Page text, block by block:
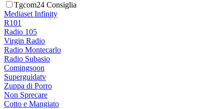
Tgcom24 Consiglia
Mediaset Infinity
R101
Radio 105
Virgin Radio
Radio Montecarlo
Radio Subasio
Comingsoon
Superguidatv
Zuppa di Porro
Non Sprecare
Cotto e Mangiato